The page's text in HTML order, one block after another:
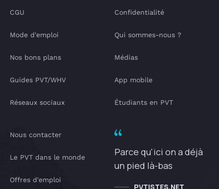
CGU
Mode d'emploi
Nos bons plans
Guides PVT/WHV
Réseaux sociaux
Confidentialité
Qui sommes-nous ?
Médias
App mobile
Étudiants en PVT
Nous contacter
Le PVT dans le monde
Offres d'emploi
Parce qu'ici on a déjà
un pied là-bas
PVTISTES.NET